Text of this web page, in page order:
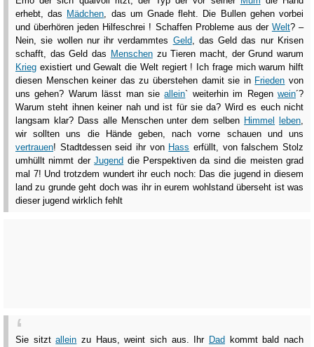
erhebt, das Mädchen, das um Gnade fleht. Die Bullen gehen vorbei
und überhören jeden Hilfeschrei ! Schaffen Probleme aus der Welt? –
Nein, sie wollen nur ihr verdammtes Geld, das Geld das nur Krisen
schafft, das Geld das Menschenzu Tieren macht, der Grund warum
Krieg existiert und Gewalt die Welt regiert ! Ich frage mich warum hilft
diesen Menschen keiner das zu überstehen damit sie in Frieden von
uns gehen? Warum lässt man sieallein` weiterhin im Regenwein´?
Warum steht ihnen keiner nah und ist für sie da? Wird es euch nicht
langsam klar? Dass alle Menschen unter dem selben Himmel leben,
wir sollten uns die Hände geben, nach vorne schauen und uns
vertrauen! Stadtdessen seid ihr von Hass erfüllt, von falschem Stolz
umhüllt nimmt derJugend die Perspektiven da sind die meisten grad
mal 7! Und trotzdem wundert ihr euch noch: Das die jugend in diesem
land zu grunde geht doch was ihr in eurem wohlstand überseht ist was
dieser jugend wirklich fehlt
Sie sitztallein zu Haus, weint sich aus. Ihr Dad kommt bald nach